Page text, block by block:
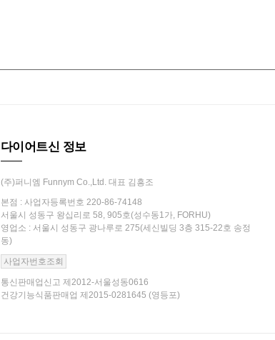
다이어트신 정보
(주)퍼니엠 Funnym Co.,Ltd. 대표 김흥조
본점 : 사업자등록번호 220-86-74148
서울시 성동구 왕십리로 58, 905호(성수동1가, FORHU)
영업소 : 서울시 성동구 광나루로 275(세신빌딩 3층 315-22호 송정
동)
사업자번호조회
통신판매업신고 제2012-서울성동0616
건강기능식품판매업 제2015-0281645 (영등포)